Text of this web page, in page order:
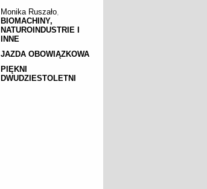
Monika Ruszało
BIOMACHINY,
NATUROINDUSTRIE I
INNE
JAZDA OBOWIĄZKOWA
PIĘKNI
DWUDZIESTOLETNI